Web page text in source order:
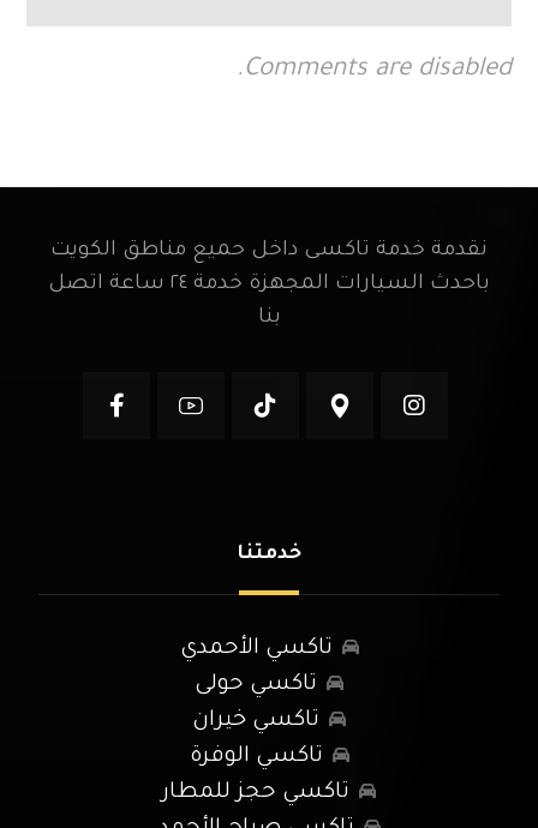
Comments are disabled.
نقدمة خدمة تاكسى داخل حميع مناطق الكويت
باحدث السيارات المجهزة خدمة ٢٤ ساعة اتصل
بنا
خدمتنا
تاكسي الأحمدي
تاكسي حولى
تاكسي خيران
تاكسي الوفرة
تاكسي حجز للمطار